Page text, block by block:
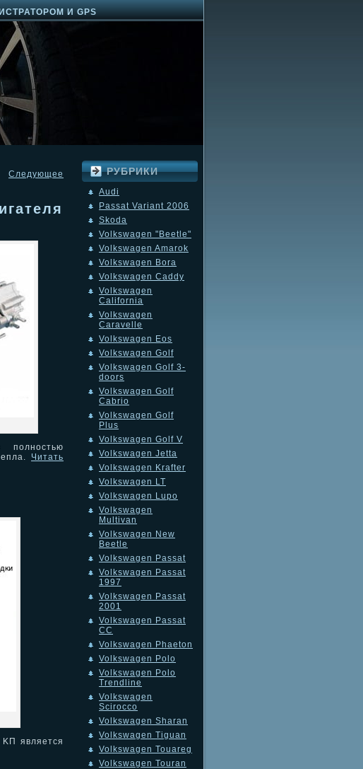
И GPS
Следующее
полностью
Читать
является
РУБРИКИ
Audi
Passat Variant 2006
Skoda
Volkswagen "Beetle"
Volkswagen Amarok
Volkswagen Bora
Volkswagen Caddy
Volkswagen
California
Volkswagen
Caravelle
Volkswagen Eos
Volkswagen Golf
Volkswagen Golf 3-
doors
Volkswagen Golf
Cabrio
Volkswagen Golf
Plus
Volkswagen Golf V
Volkswagen Jetta
Volkswagen Krafter
Volkswagen LT
Volkswagen Lupo
Volkswagen
Multivan
Volkswagen New
Beetle
Volkswagen Passat
Volkswagen Passat
1997
Volkswagen Passat
2001
Volkswagen Passat
CC
Volkswagen Phaeton
Volkswagen Polo
Volkswagen Polo
Trendline
Volkswagen
Scirocco
Volkswagen Sharan
Volkswagen Tiguan
Volkswagen Touareg
Volkswagen Touran